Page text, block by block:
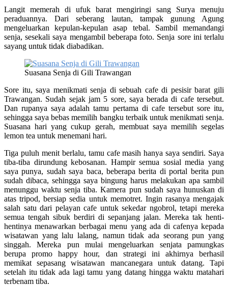
Langit memerah di ufuk barat mengiringi sang Surya menuju
peraduannya. Dari seberang lautan, tampak gunung Agung
mengeluarkan kepulan-kepulan asap tebal. Sambil memandangi
senja, sesekali saya mengambil beberapa foto. Senja sore ini terlalu
sayang untuk tidak diabadikan.
Suasana Senja di Gili Trawangan
Sore itu, saya menikmati senja di sebuah cafe di pesisir barat gili
Trawangan. Sudah sejak jam 5 sore, saya berada di cafe tersebut.
Dan rupanya saya adalah tamu pertama di cafe tersebut sore itu,
sehingga saya bebas memilih bangku terbaik untuk menikmati senja.
Suasana hari yang cukup gerah, membuat saya memilih segelas
lemon tea untuk menemani hari.
Tiga puluh menit berlalu, tamu cafe masih hanya saya sendiri. Saya
tiba-tiba dirundung kebosanan. Hampir semua sosial media yang
saya punya, sudah saya baca, beberapa berita di portal berita pun
sudah dibaca, sehingga saya bingung harus melakukan apa sambil
menunggu waktu senja tiba. Kamera pun sudah saya hunuskan di
atas tripod, bersiap sedia untuk memotret. Ingin rasanya mengajak
salah satu dari pelayan cafe untuk sekedar ngobrol, tetapi mereka
semua tengah sibuk berdiri di sepanjang jalan. Mereka tak henti-
hentinya menawarkan berbagai menu yang ada di cafenya kepada
wisatawan yang lalu lalang, namun tidak ada seorang pun yang
singgah. Mereka pun mulai mengeluarkan senjata pamungkas
berupa promo happy hour, dan strategi ini akhirnya berhasil
memikat sepasang wisatawan mancanegara untuk datang. Tapi
setelah itu tidak ada lagi tamu yang datang hingga waktu matahari
terbenam tiba.